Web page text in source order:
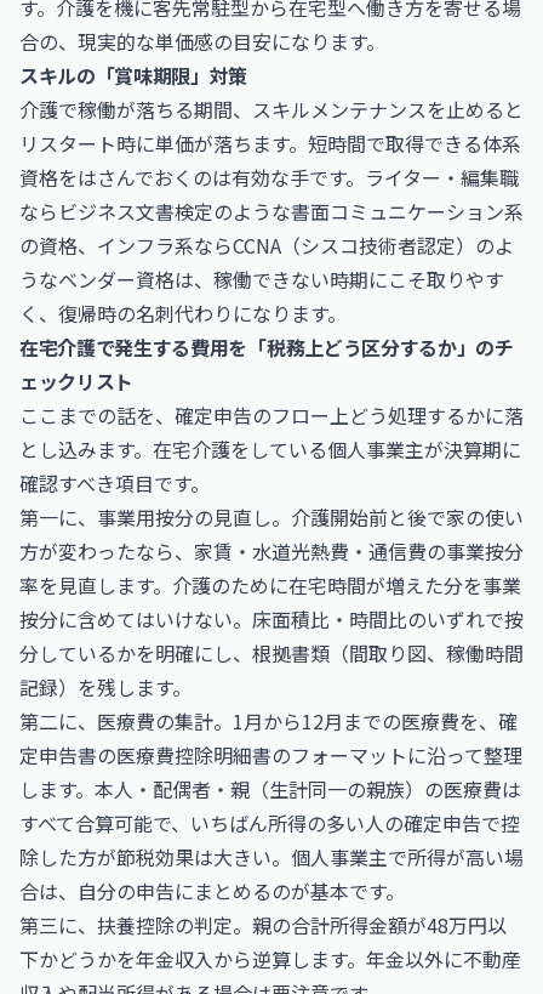
す。介護を機に客先常駐型から在宅型へ働き方を寄せる場
合の、現実的な単価感の目安になります。
スキルの「賞味期限」対策
介護で稼働が落ちる期間、スキルメンテナンスを止めると
リスタート時に単価が落ちます。短時間で取得できる体系
資格をはさんでおくのは有効な手です。ライター・編集職
なら ビジネス文書検定のような書面コミュニケーション系
の資格、インフラ系ならCCNA（シスコ技術者認定） のよ
うなベンダー資格は、稼働できない時期にこそ取りやす
く、復帰時の名刺代わりになります。
在宅介護で発生する費用を「税務上どう区分するか」のチ
ェックリスト
ここまでの話を、確定申告のフロー上どう処理するかに落
とし込みます。在宅介護をしている個人事業主が決算期に
確認すべき項目です。
第一に、事業用按分の見直し。介護開始前と後で家の使い
方が変わったなら、家賃・水道光熱費・通信費の事業按分
率を見直します。介護のために在宅時間が増えた分を事業
按分に含めてはいけない。床面積比・時間比のいずれで按
分しているかを明確にし、根拠書類（間取り図、稼働時間
記録）を残します。
第二に、医療費の集計。1月から12月までの医療費を、確
定申告書の医療費控除明細書のフォーマットに沿って整理
します。本人・配偶者・親（生計同一の親族）の医療費は
すべて合算可能で、いちばん所得の多い人の確定申告で控
除した方が節税効果は大きい。個人事業主で所得が高い場
合は、自分の申告にまとめるのが基本です。
第三に、扶養控除の判定。親の合計所得金額が48万円以
下かどうかを年金収入から逆算します。年金以外に不動産